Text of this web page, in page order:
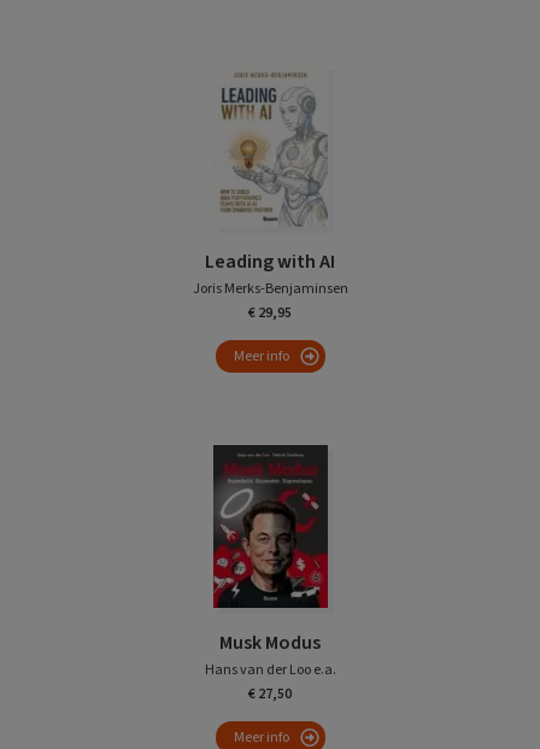
Leading with AI
Joris Merks-Benjaminsen
€ 29,95
Meer info
Musk Modus
Hans van der Loo e.a.
€ 27,50
Meer info